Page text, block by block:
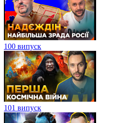
100 випуск
101 випуск